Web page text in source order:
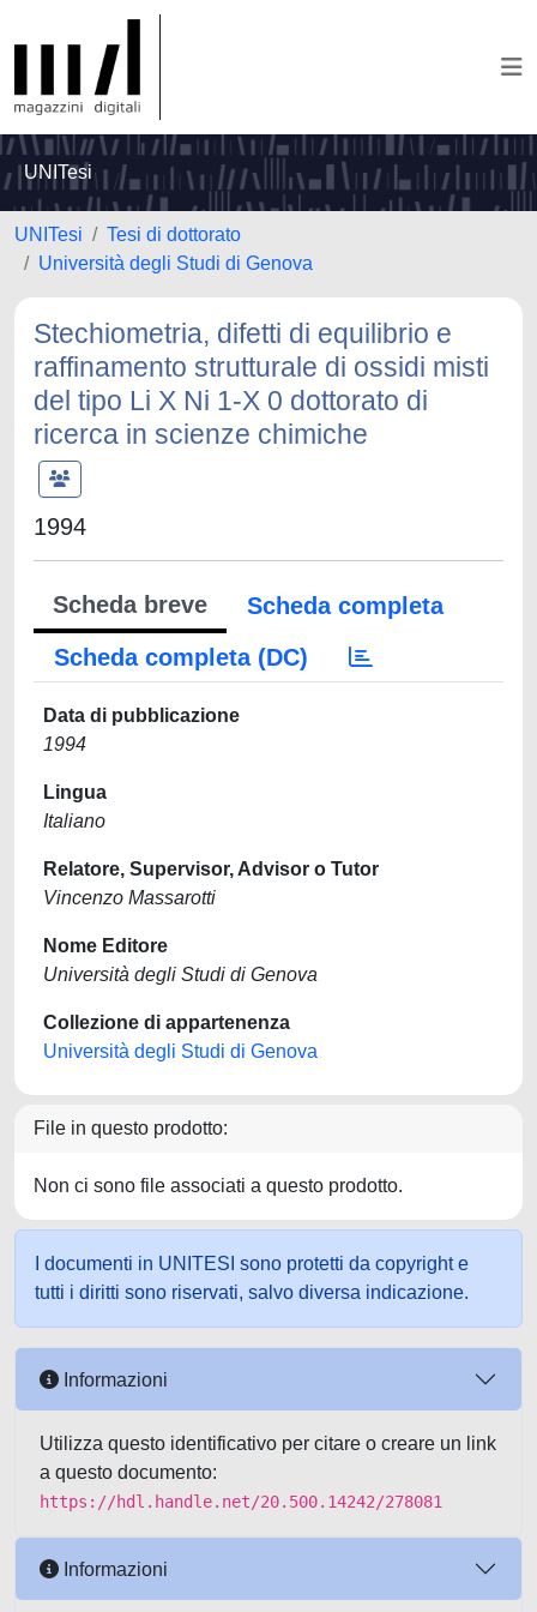
UNITesi
UNITesi
Tesi di dottorato
Università degli Studi di Genova
Stechiometria, difetti di equilibrio e
raffinamento strutturale di ossidi misti
del tipo Li X Ni 1-X 0 dottorato di
ricerca in scienze chimiche
1994
Scheda breve
Scheda completa
Scheda completa (DC)
Data di pubblicazione
1994
Lingua
Italiano
Relatore, Supervisor, Advisor o Tutor
Vincenzo Massarotti
Nome Editore
Università degli Studi di Genova
Collezione di appartenenza
Università degli Studi di Genova
File in questo prodotto:
Non ci sono file associati a questo prodotto.
I documenti in UNITESI sono protetti da copyright e
tutti i diritti sono riservati, salvo diversa indicazione.
Informazioni
Utilizza questo identificativo per citare o creare un link
a questo documento:
https://hdl.handle.net/20.500.14242/278081
Informazioni